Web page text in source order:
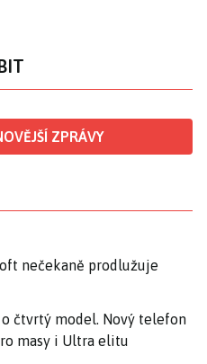
ZPRÁVY
nečekaně prodlužuje
o čtvrtý model. Nový telefon
masy i Ultra elitu